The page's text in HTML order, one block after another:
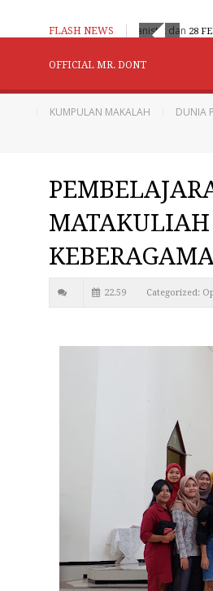
FLASH NEWS
Adaptif, Humanistik dan Berbasis Digital
28 FEB 2026
Konselor
Berbagi dan
OFFICIAL MR. DONT
KUMPULAN MAKALAH DUNIA
22.59 Categorized: